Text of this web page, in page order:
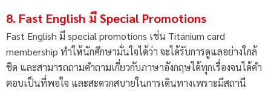
8. Fast English มี Special Promotions
Fast English มี special promotions เช่น Titanium card
membership ทำให้นักศึกษามั่นใจได้ว่า จะได้รับการดูแลอย่างใกล้
ชิด และสามารถถามคำถามเกี่ยวกับภาษาอังกฤษได้ทุกเรื่องจนได้คำ
ตอบเป็นที่พอใจ และสะดวกสบายในการเดินทางเพราะมีสถานี